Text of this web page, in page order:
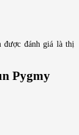
được đánh giá là thị
Pygmy